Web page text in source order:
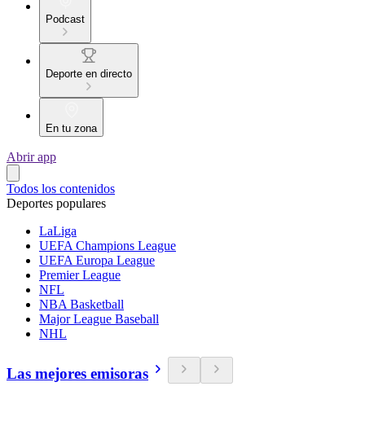
Podcast
Deporte en directo
En tu zona
Abrir app
Todos los contenidos
Deportes populares
LaLiga
UEFA Champions League
UEFA Europa League
Premier League
NFL
NBA Basketball
Major League Baseball
NHL
Las mejores emisoras